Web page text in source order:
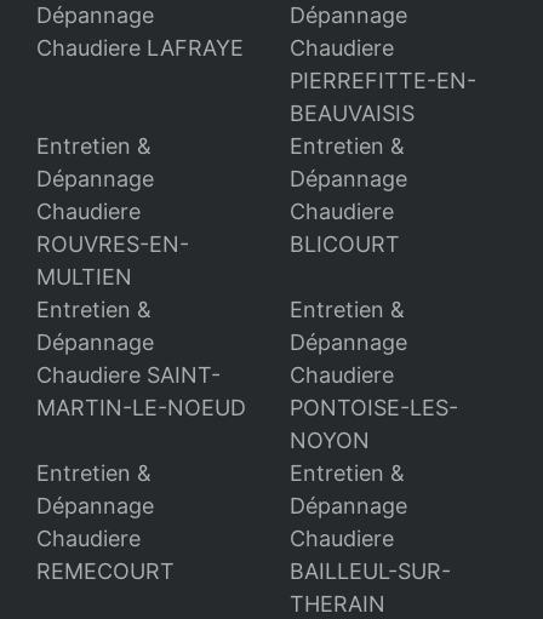
Dépannage
Chaudiere LAFRAYE
Dépannage
Chaudiere
PIERREFITTE-EN-
BEAUVAISIS
Entretien &
Dépannage
Chaudiere
ROUVRES-EN-
MULTIEN
Entretien &
Dépannage
Chaudiere
BLICOURT
Entretien &
Dépannage
Chaudiere SAINT-
MARTIN-LE-NOEUD
Entretien &
Dépannage
Chaudiere
PONTOISE-LES-
NOYON
Entretien &
Dépannage
Chaudiere
REMECOURT
Entretien &
Dépannage
Chaudiere
BAILLEUL-SUR-
THERAIN